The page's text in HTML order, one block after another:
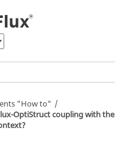
"How to"
OptiStruct coupling with the